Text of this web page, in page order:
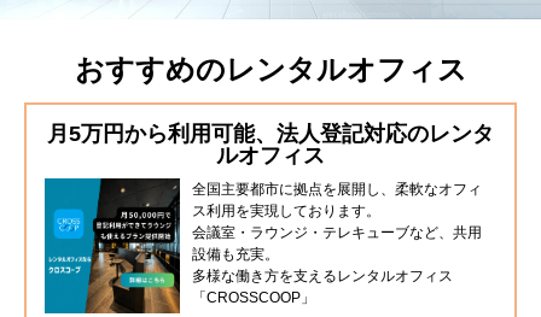
おすすめのレンタルオフィス
月5万円から利用可能、法人登記対応のレンタ
ルオフィス
全国主要都市に拠点を展開し、柔軟なオフィ
ス利用を実現しております。
会議室・ラウンジ・テレキューブなど、共用
設備も充実。
多様な働き方を支えるレンタルオフィス
「CROSSCOOP」